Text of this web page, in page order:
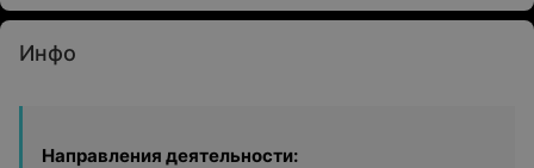
Инфо
Направления деятельности: